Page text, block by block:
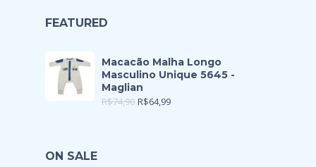
FEATURED
Macacão Malha Longo
Masculino Unique 5645 -
Maglian
R$74,90 R$64,99
ON SALE